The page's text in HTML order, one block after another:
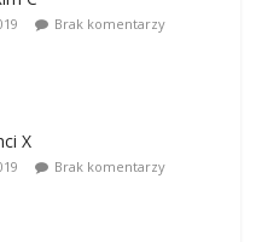
Brak komentarzy
X
Brak komentarzy